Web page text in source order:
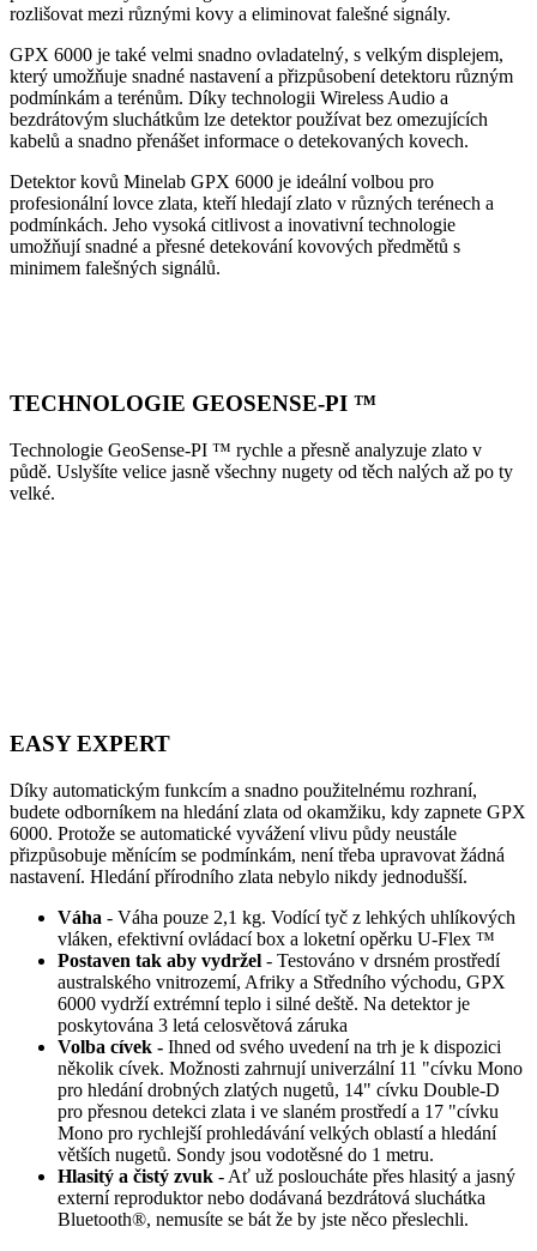
rozlišovat mezi různými kovy a eliminovat falešné signály.
GPX 6000 je také velmi snadno ovladatelný, s velkým displejem,
který umožňuje snadné nastavení a přizpůsobení detektoru různým
podmínkám a terénům. Díky technologii Wireless Audio a
bezdrátovým sluchátkům lze detektor používat bez omezujících
kabelů a snadno přenášet informace o detekovaných kovech.
Detektor kovů Minelab GPX 6000 je ideální volbou pro
profesionální lovce zlata, kteří hledají zlato v různých terénech a
podmínkách. Jeho vysoká citlivost a inovativní technologie
umožňují snadné a přesné detekování kovových předmětů s
minimem falešných signálů.
TECHNOLOGIE GEOSENSE-PI ™
Technologie GeoSense-PI ™ rychle a přesně analyzuje zlato v
půdě. Uslyšíte velice jasně všechny nugety od těch nalých až po ty
velké.
EASY EXPERT
Díky automatickým funkcím a snadno použitelnému rozhraní,
budete odborníkem na hledání zlata od okamžiku, kdy zapnete GPX
6000. Protože se automatické vyvážení vlivu půdy neustále
přizpůsobuje měnícím se podmínkám, není třeba upravovat žádná
nastavení. Hledání přírodního zlata nebylo nikdy jednodušší.
Váha - Váha pouze 2,1 kg. Vodící tyč z lehkých uhlíkových
vláken, efektivní ovládací box a loketní opěrku U-Flex ™
Postaven tak aby vydržel - Testováno v drsném prostředí
australského vnitrozemí, Afriky a Středního východu, GPX
6000 vydrží extrémní teplo i silné deště. Na detektor je
poskytována 3 letá celosvětová záruka
Volba cívek - Ihned od svého uvedení na trh je k dispozici
několik cívek. Možnosti zahrnují univerzální 11 "cívku Mono
pro hledání drobných zlatých nugetů, 14" cívku Double-D
pro přesnou detekci zlata i ve slaném prostředí a 17 "cívku
Mono pro rychlejší prohledávání velkých oblastí a hledání
větších nugetů. Sondy jsou vodotěsné do 1 metru.
Hlasitý a čistý zvuk - Ať už posloucháte přes hlasitý a jasný
externí reproduktor nebo dodávaná bezdrátová sluchátka
Bluetooth®, nemusíte se bát že by jste něco přeslechli.